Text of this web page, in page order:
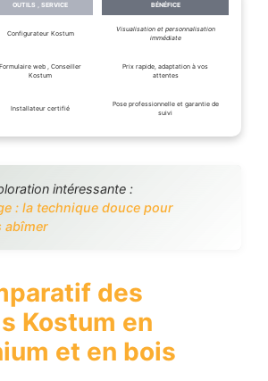
OUTILS , SERVICE BÉNÉFICE
Configurateur Kostum
Visualisation et personnalisation
immédiate
Formulaire web , Conseiller
Kostum
Prix rapide, adaptation à vos
attentes
Installateur certifié
Pose professionnelle et garantie de
suivi
intéressante :
: la technique douce pour
abîmer
des
Kostum en
et en bois